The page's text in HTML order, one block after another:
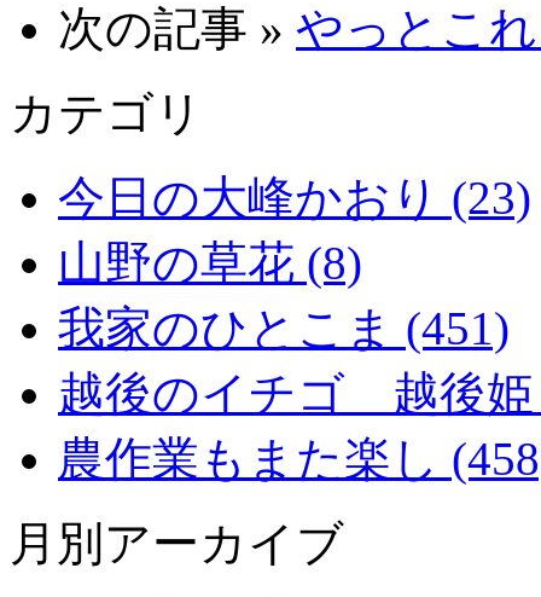
次の記事 » やっとこ
カテゴリ
今日の大峰かおり (23)
山野の草花 (8)
我家のひとこま (451)
越後のイチゴ 越後姫
農作業もまた楽し
月別アーカイブ